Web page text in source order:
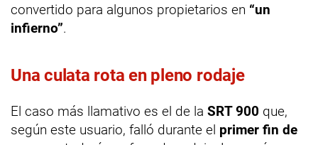
convertido para algunos propietarios en “un
infierno”.
Una culata rota en pleno rodaje
El caso más llamativo es el de la SRT 900 que,
según este usuario, falló durante el primer fin de